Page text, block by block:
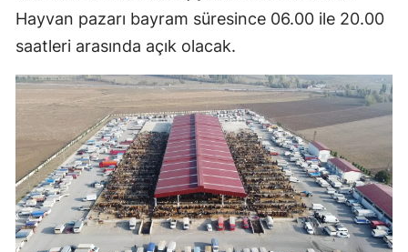
Mersin
İstanbul
İzmir
Kars
Kastamonu
Hayvan pazarı bayram süresince 06.00 ile 20.00
saatleri arasında açık olacak.